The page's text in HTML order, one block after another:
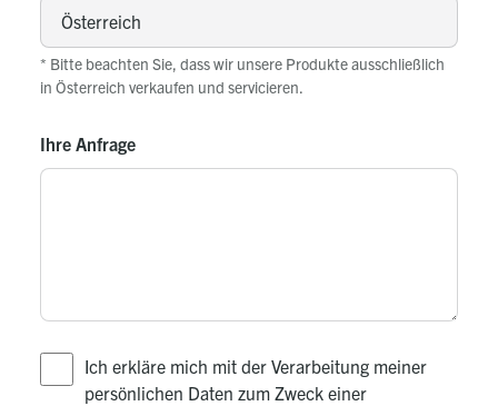
* Bitte beachten Sie, dass wir unsere Produkte ausschließlich
in Österreich verkaufen und servicieren.
Ihre Anfrage
Ich erkläre mich mit der Verarbeitung meiner
persönlichen Daten zum Zweck einer